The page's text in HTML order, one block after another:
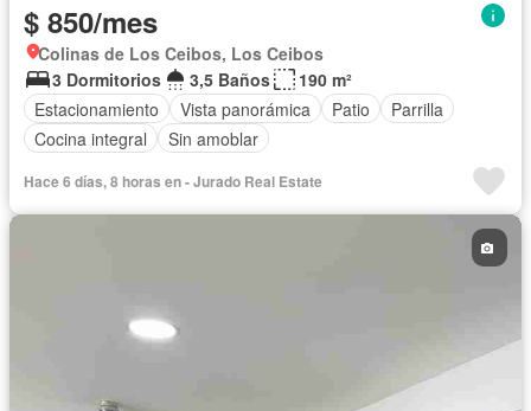
$ 850/mes
Colinas de Los Ceibos, Los Ceibos
3 Dormitorios
3,5 Baños
190 m²
Estacionamiento
Vista panorámica Patio
Parrilla
Cocina integral
Sin amoblar
Hace 6 días, 8 horas en - Jurado Real Estate